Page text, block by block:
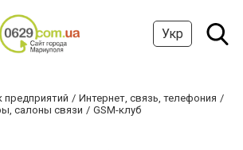
Укр
предприятий
Интернет, связь, телефония
салоны связи
GSM-клуб